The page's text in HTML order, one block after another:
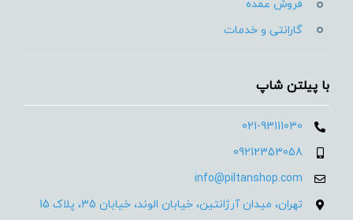
فروش عمده
گارانتی و خدمات
با پیلتن شاپ
021-93111030
09212353058
info@piltanshop.com
تهران، میدان آرژانتین، خیابان الوند، خیابان 35، پلاک 15